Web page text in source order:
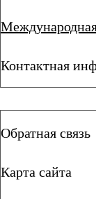
Контактная
Обратная связь
Карта сайта